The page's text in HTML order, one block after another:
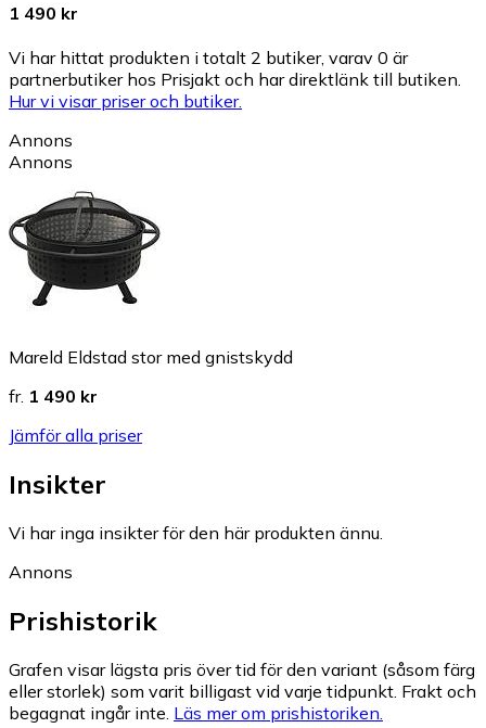
1 490 kr
Vi har hittat produkten i totalt 2 butiker, varav 0 är
partnerbutiker hos Prisjakt och har direktlänk till butiken.
Hur vi visar priser och butiker.
Annons
Annons
Mareld Eldstad stor med gnistskydd
fr. 1 490 kr
Jämför alla priser
Insikter
Vi har inga insikter för den här produkten ännu.
Annons
Prishistorik
Grafen visar lägsta pris över tid för den variant (såsom färg
eller storlek) som varit billigast vid varje tidpunkt. Frakt och
begagnat ingår inte. Läs mer om prishistoriken.